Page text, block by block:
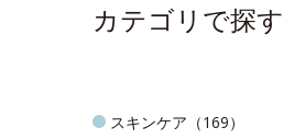
カテゴリで探す
スキンケア（169）